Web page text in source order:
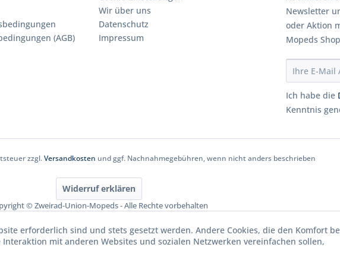
(AGB)
Wir über uns
Datenschutz
Impressum
Newsletter
oder Aktion
Mopeds
Ich habe die
Kenntnis
zzgl.Versandkosten und ggf. Nachnahmegebühren, wenn nicht anders beschrieben
Widerruf erklären
© Zweirad-Union-Mopeds - Alle Rechte vorbehalten
erforderlich sind und stets gesetzt werden. Andere Cookies, die den Komfort
mit anderen Websites und sozialen Netzwerken vereinfachen sollen,